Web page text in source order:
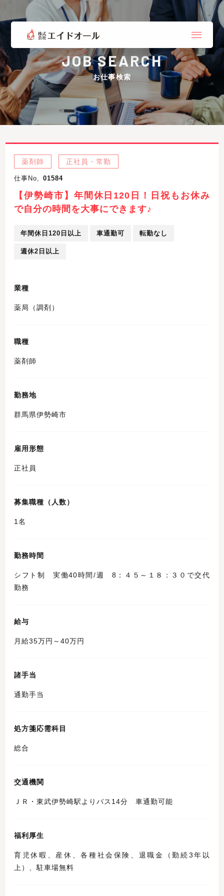
JOB SEARCH
お仕事検索
薬剤師 正社員・常勤
仕事No, 01584
【伊勢崎市】年間休日120日！日祝もお休み
で自分の時間を大事にできます♪
年間休日120日以上 車通勤可 転勤なし
週休2日以上
業種
薬局（調剤）
職種
薬剤師
勤務地
群馬県伊勢崎市
雇用形態
正社員
募集職種（人数）
1名
勤務時間
シフト制 実働40時間/週 8：４５～１８：３０で交代
勤務
給与
月給35万円～40万円
諸手当
通勤手当
処方箋応需科目
総合
交通機関
ＪＲ・東武伊勢崎駅よりバス14分 車通勤可能
福利厚生
育児休暇、産休、各種社会保険、退職金（勤続3年以
上）、駐車場無料